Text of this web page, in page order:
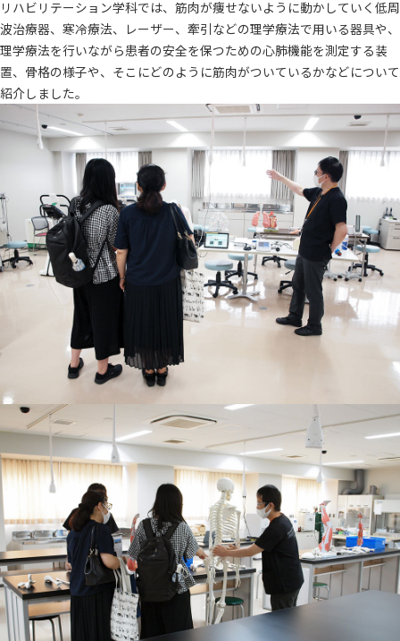
リハビリテーション学科では、筋肉が痩せないように動かしていく低周
波治療器、寒冷療法、レーザー、牽引などの理学療法で用いる器具や、
理学療法を行いながら患者の安全を保つための心肺機能を測定する装
置、骨格の様子や、そこにどのように筋肉がついているかなどについて
紹介しました。